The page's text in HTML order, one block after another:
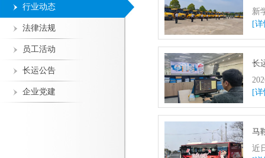
行业动态
法律法规
员工活动
长运公告
企业党建
新
[
长
[
马
近